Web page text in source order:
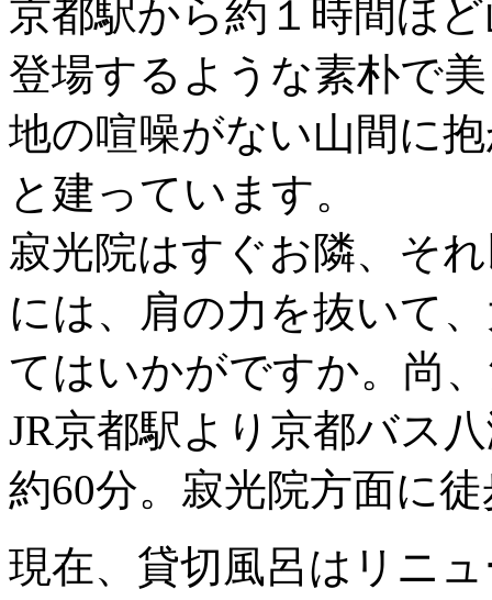
京都駅から約１時間ほ
登場するような素朴で
地の喧噪がない山間に
と建っています。
寂光院はすぐお隣、そ
には、肩の力を抜いて
てはいかがですか。尚
JR京都駅より京都バス
約60分。寂光院方面に
現在、貸切風呂はリニ